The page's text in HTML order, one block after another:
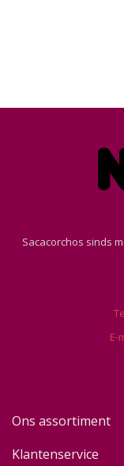
Sacacorchos sinds
E-
Ons assortiment
Klantenservice